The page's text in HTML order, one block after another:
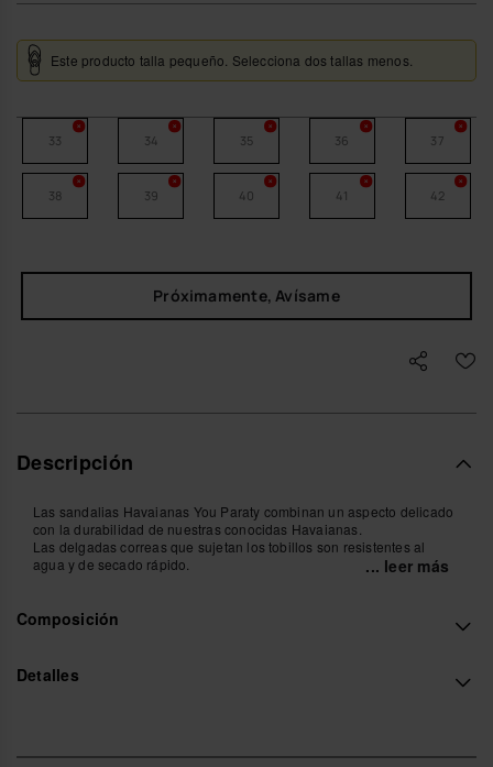
Este producto talla pequeño. Selecciona dos tallas menos.
33 34 35 36 37
38 39 40 41 42
Próximamente, Avísame
Descripción
Las sandalias Havaianas You Paraty combinan un aspecto delicado
con la durabilidad de nuestras conocidas Havaianas.
Las delgadas correas que sujetan los tobillos son resistentes al
agua y de secado rápido.
Compra online en www.havaianas-store.com, la tienda oficial de
Havaianas en España, y lleva tu estilo al siguiente nivel.
... leer más
Composición
Detalles